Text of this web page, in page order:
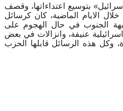
بتوسيع اعتداءاتها، وقصف
خلال الايام الماضية، كان كرسائل
الجنوب في حال الهجوم على
عنيفة، وانزالات في بعض
وكل هذه الرسائل قابلها الحزب